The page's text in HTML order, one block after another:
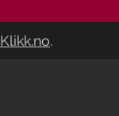
Klikk.no.